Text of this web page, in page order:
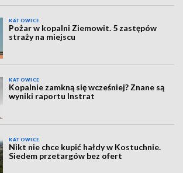
KATOWICE
Pożar w kopalni Ziemowit. 5 zastępów
straży na miejscu
KATOWICE
Kopalnie zamkną się wcześniej? Znane są
wyniki raportu Instrat
KATOWICE
Nikt nie chce kupić hałdy w Kostuchnie.
Siedem przetargów bez ofert